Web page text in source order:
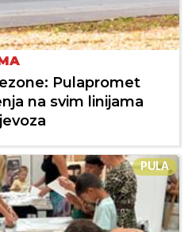
Pulapromet
na svim linijama
PULA